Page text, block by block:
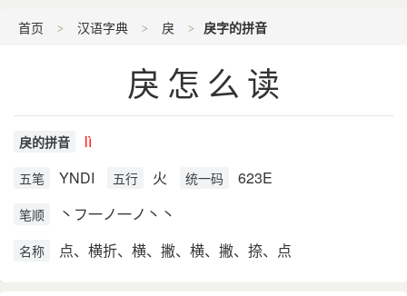
首页 汉语字典 戾 戾字的拼音
戾怎么读
戾的拼音 lì
五笔 YNDI 五行 火 统一码 623E
笔顺 丶フ一ノ一ノ丶丶
名称 点、横折、横、撇、横、撇、捺、点